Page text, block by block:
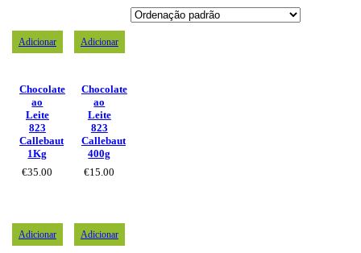
Adicionar
Chocolate
ao
Leite
823
Callebaut
1Kg
€35.00
Adicionar
Chocolate
ao
Leite
823
Callebaut
400g
€15.00
Adicionar Adicionar